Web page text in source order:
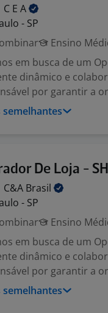
C E A
- SP
Ensino
em busca de um
dinâmico e
por garantir a
semelhantes
De Loja -
C&A Brasil
- SP
Ensino
em busca de um
dinâmico e
por garantir a
semelhantes